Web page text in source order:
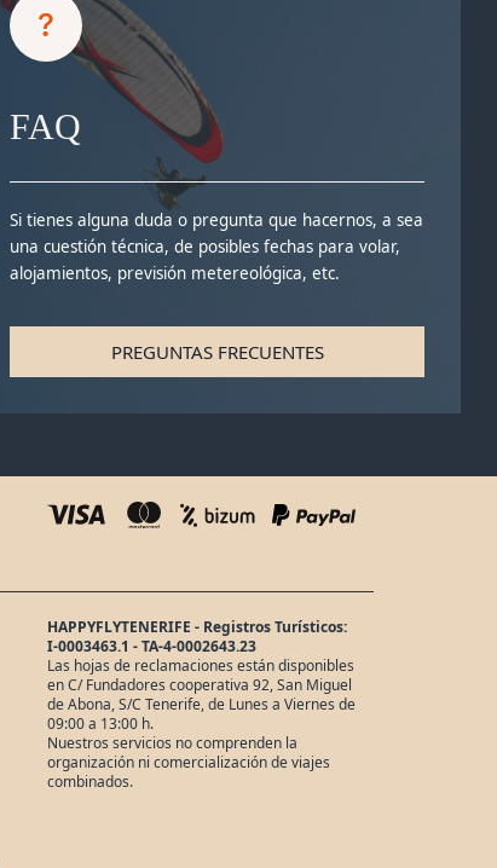
FAQ
Si tienes alguna duda o pregunta que hacernos, a sea
una cuestión técnica, de posibles fechas para volar,
alojamientos, previsión metereológica, etc.
PREGUNTAS FRECUENTES
HAPPYFLYTENERIFE - Registros Turísticos:
I-0003463.1 - TA-4-0002643.23
Las hojas de reclamaciones están disponibles
en C/ Fundadores cooperativa 92, San Miguel
de Abona, S/C Tenerife, de Lunes a Viernes de
09:00 a 13:00 h.
Nuestros servicios no comprenden la
organización ni comercialización de viajes
combinados.